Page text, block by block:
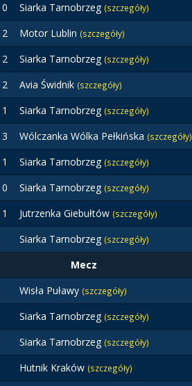
Siarka Tarnobrzeg (szczegóły)
2 Motor Lublin (szczegóły)
Siarka Tarnobrzeg (szczegóły)
2 Avia Świdnik (szczegóły)
Siarka Tarnobrzeg (szczegóły)
Wólczanka Wólka Pełkińska (szczegóły)
Siarka Tarnobrzeg (szczegóły)
Siarka Tarnobrzeg (szczegóły)
Jutrzenka Giebułtów (szczegóły)
Siarka Tarnobrzeg (szczegóły)
Mecz
Wisła Puławy (szczegóły)
Siarka Tarnobrzeg (szczegóły)
Siarka Tarnobrzeg (szczegóły)
Hutnik Kraków (szczegóły)